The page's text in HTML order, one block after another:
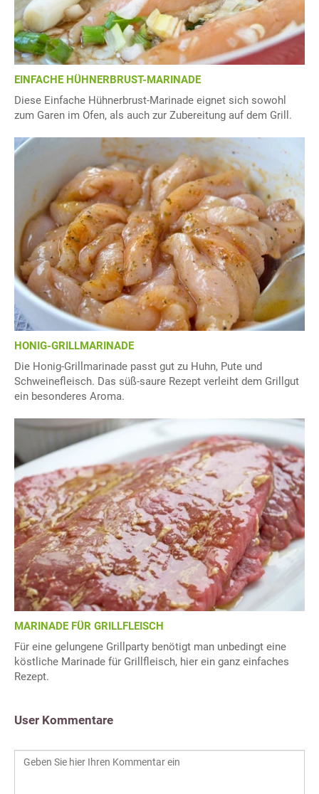
EINFACHE HÜHNERBRUST-MARINADE
Diese Einfache Hühnerbrust-Marinade eignet sich sowohl
zum Garen im Ofen, als auch zur Zubereitung auf dem Grill.
HONIG-GRILLMARINADE
Die Honig-Grillmarinade passt gut zu Huhn, Pute und
Schweinefleisch. Das süß-saure Rezept verleiht dem Grillgut
ein besonderes Aroma.
MARINADE FÜR GRILLFLEISCH
Für eine gelungene Grillparty benötigt man unbedingt eine
köstliche Marinade für Grillfleisch, hier ein ganz einfaches
Rezept.
User Kommentare